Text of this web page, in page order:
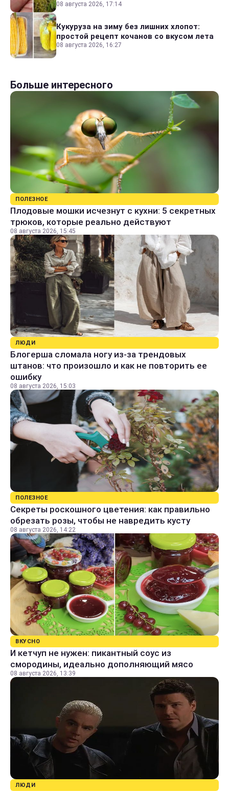
08 августа 2026, 17:14
Кукуруза на зиму без лишних хлопот:
простой рецепт кочанов со вкусом лета
08 августа 2026, 16:27
Больше интересного
ПОЛЕЗНОЕ
Плодовые мошки исчезнут с кухни: 5 секретных
трюков, которые реально действуют
08 августа 2026, 15:45
ЛЮДИ
Блогерша сломала ногу из-за трендовых
штанов: что произошло и как не повторить ее
ошибку
08 августа 2026, 15:03
ПОЛЕЗНОЕ
Секреты роскошного цветения: как правильно
обрезать розы, чтобы не навредить кусту
08 августа 2026, 14:22
ВКУСНО
И кетчуп не нужен: пикантный соус из
смородины, идеально дополняющий мясо
08 августа 2026, 13:39
ЛЮДИ